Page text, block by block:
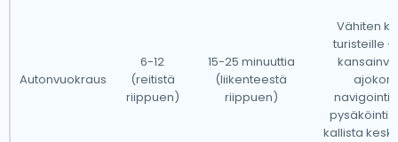
saavutettavan kaupungeista ympäri maata ja sen
ulkopuolelta.Alla on luettelo lentokentistä, joissa
taksimme ovat saatavilla ympäri vuorokauden.
Autonvuokraus
6-12
(reitistä
riippuen)
15-25 minuuttia
(liikenteestä
riippuen)
Vähiten
turisteille -
pysäköinti
kallista